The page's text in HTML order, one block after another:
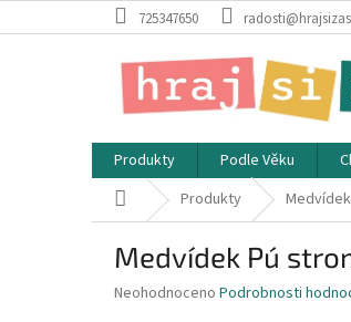
na
725347650
Produkty Podle Věku
Domů Produkty
Medvídek Pú
Průměrné
Neohodnoceno Podrobnosti